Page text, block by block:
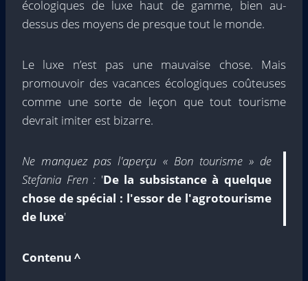
écologiques de luxe haut de gamme, bien au-
dessus des moyens de presque tout le monde.
Le luxe n’est pas une mauvaise chose. Mais
promouvoir des vacances écologiques coûteuses
comme une sorte de leçon que tout tourisme
devrait imiter est bizarre.
Ne manquez pas l'aperçu « Bon tourisme » de
Stefania Fren : 'De la subsistance à quelque
chose de spécial : l'essor de l'agrotourisme
de luxe'
Contenu ^